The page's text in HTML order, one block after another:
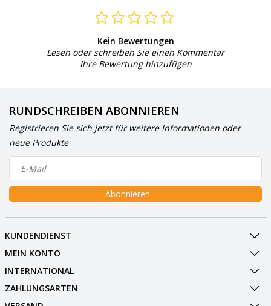
Kein Bewertungen
Lesen oder schreiben Sie einen Kommentar
Ihre Bewertung hinzufügen
RUNDSCHREIBEN ABONNIEREN
Registrieren Sie sich jetzt für weitere Informationen oder
neue Produkte
Abonnieren
KUNDENDIENST
MEIN KONTO
INTERNATIONAL
ZAHLUNGSARTEN